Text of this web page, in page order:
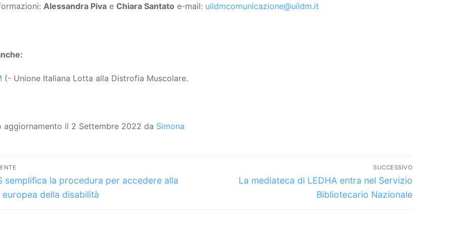
Alessandra Piva e Chiara Santato e-mail: uildmcomunicazione@uildm.it
(- Unione Italiana Lotta alla Distrofia Muscolare.
aggiornamento il 2 Settembre 2022 da Simona
semplifica la procedura per accedere alla
europea della disabilità
SUCCESSIVO
Articolo
La mediateca di LEDHA entra nel Servizio
Bibliotecario Nazionale